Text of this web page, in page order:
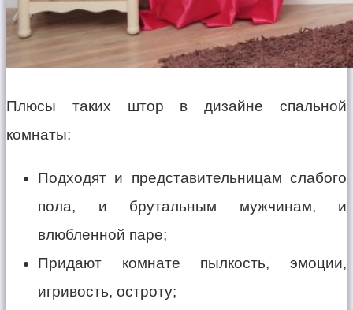
Плюсы таких штор в дизайне спальной
комнаты:
Подходят и представительницам слабого
пола, и брутальным мужчинам, и
влюбленной паре;
Придают комнате пылкость, эмоции,
игривость, остроту;